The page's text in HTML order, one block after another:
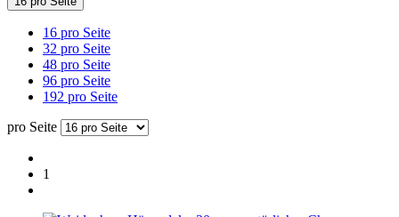
16 pro Seite
32 pro Seite
48 pro Seite
96 pro Seite
192 pro Seite
pro Seite
1